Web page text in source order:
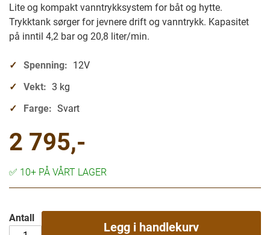
Lite og kompakt vanntrykksystem for båt og hytte.
Trykktank sørger for jevnere drift og vanntrykk. Kapasitet
på inntil 4,2 bar og 20,8 liter/min.
Spenning: 12V
Vekt: 3 kg
Farge: Svart
2 795,-
✅ 10+ PÅ VÅRT LAGER
Antall
Legg i handlekurv